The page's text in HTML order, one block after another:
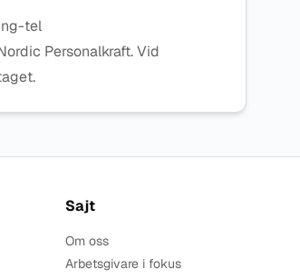
tel
Personalkraft. Vid
Sajt
Om oss
Arbetsgivare i fokus